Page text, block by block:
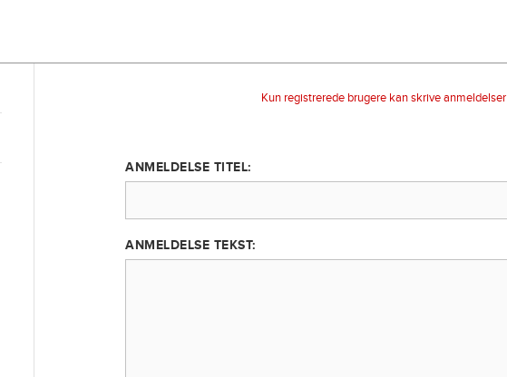
Kun registrerede brugere kan skrive anmeldelser
ANMELDELSE TITEL:
ANMELDELSE TEKST: